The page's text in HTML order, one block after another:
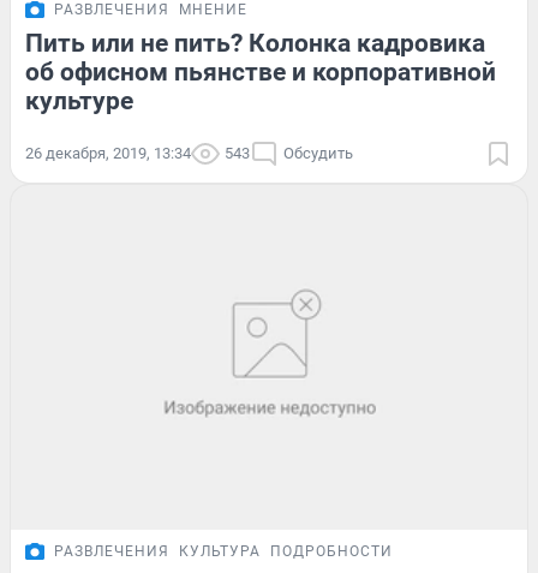
РАЗВЛЕЧЕНИЯ МНЕНИЕ
Пить или не пить? Колонка кадровика
об офисном пьянстве и корпоративной
культуре
26 декабря, 2019, 13:34 543 Обсудить
РАЗВЛЕЧЕНИЯ КУЛЬТУРА ПОДРОБНОСТИ